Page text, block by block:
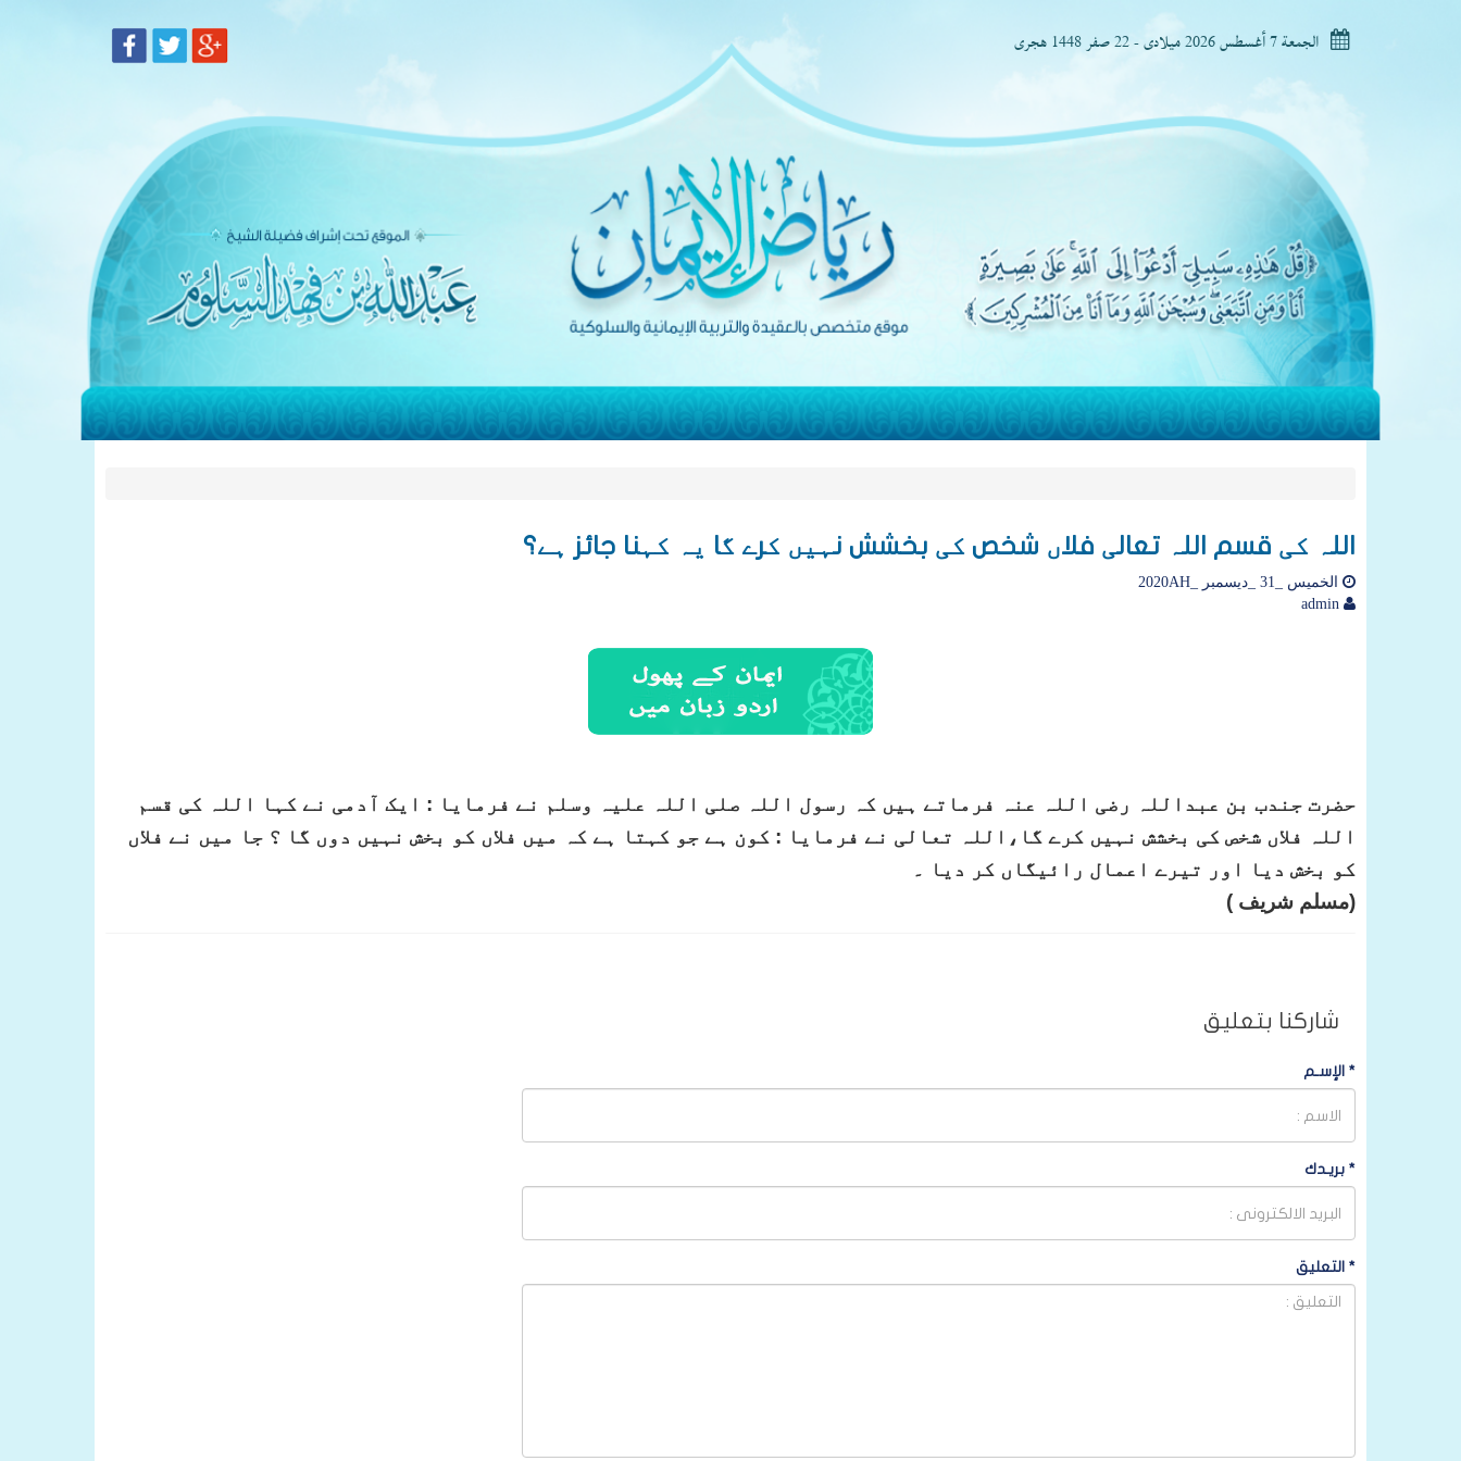
الجمعة 7 أغسطس 2026 ميلادى - 22 صفر 1448 هجرى
اللہ کی قسم اللہ تعالی فلاں شخص کی بخشش نہیں کرے گا یہ کہنا جائز ہے؟
الخميس _31 _ديسمبر _2020AH
حضرت جندب بن عبداللہ رضی اللہ عنہ فرماتے ہیں کہ رسول اللہ صلی اللہ علیہ وسلم نے فرمایا : ایک آدمی نے کہا اللہ کی قسم
اللہ فلاں شخص کی بخشش نہیں کرے گا،اللہ تعالی نے فرمایا : کون ہے جو کہتا ہے کہ میں فلاں کو بخش نہیں دوں گا ؟ جا میں نے فلاں
کو بخش دیا اور تیرے اعمال رائیگاں کر دیا ۔
(مسلم شریف )
شاركنا بتعليق
* الإسـم
* بريـدك
* التعليق